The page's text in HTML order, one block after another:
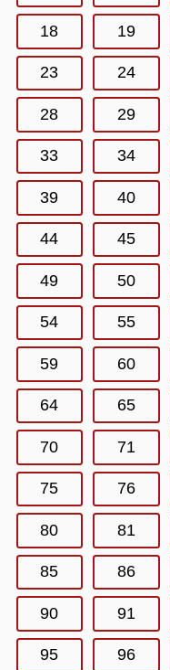
18 19
23 24
28 29
33 34
39 40
44 45
49 50
54 55
59 60
64 65
70 71
75 76
80 81
85 86
90 91
95 96